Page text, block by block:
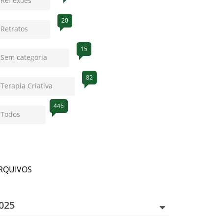
Retratos
20
Sem categoria
15
Terapia Criativa
82
Todos
446